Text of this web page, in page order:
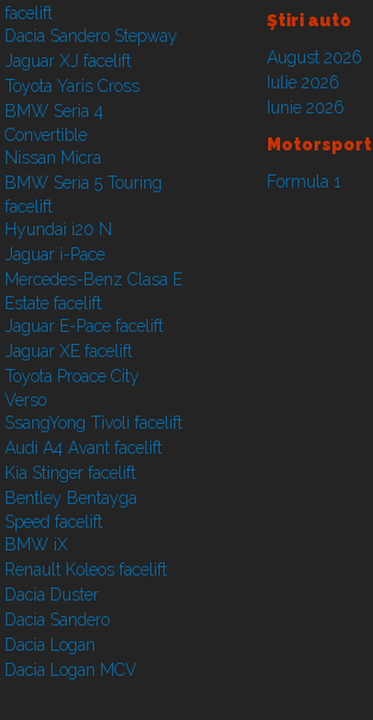
facelift
Dacia Sandero Stepway
Jaguar XJ facelift
Toyota Yaris Cross
BMW Seria 4
Convertible
Nissan Micra
BMW Seria 5 Touring
facelift
Hyundai i20 N
Jaguar i-Pace
Mercedes-Benz Clasa E
Estate facelift
Jaguar E-Pace facelift
Jaguar XE facelift
Toyota Proace City
Verso
SsangYong Tivoli facelift
Audi A4 Avant facelift
Kia Stinger facelift
Bentley Bentayga
Speed facelift
BMW iX
Renault Koleos facelift
Dacia Duster
Dacia Sandero
Dacia Logan
Dacia Logan MCV
Ştiri auto
August 2026
Iulie 2026
Iunie 2026
Motorsport
Formula 1